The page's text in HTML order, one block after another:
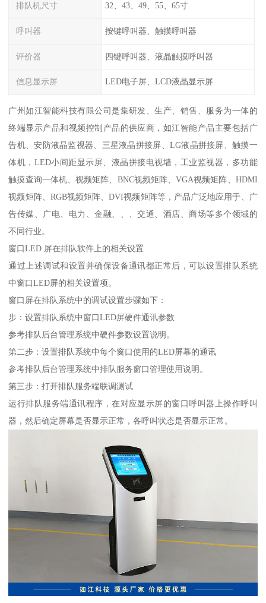
排队机尺寸 32、43、49、55、65寸
呼叫器 按键呼叫器、触摸呼叫器
评价器 四键呼叫器、液晶触摸呼叫器
信息显示屏 LED电子屏、LCD液晶显示屏
广州如江智能科技有限公司是集研发、生产、销售、服务为一体的
终端显示产品和视频控制产品的供应商，如江智能产品主要包括广
告机、安防液晶监视器、三星液晶拼接屏、LG液晶拼接屏、触摸一
体机，LED小间距显示屏、液晶拼接电视墙，工业监视器，多功能
触摸查询一体机、视频矩阵、BNC视频矩阵、VGA视频矩阵、HDMI
视频矩阵、RGB视频矩阵、DVI视频矩阵等，产品广泛地应用于、广
告传媒、广电、电力、金融、、、交通、酒店、商场等多个领域的
不同行业。
窗口LED 屏在排队软件上的相关设置
通过上述调试和设置并确保设备通讯都正常后，可以设置排队系统
中窗口LED屏的相关设置项。
窗口屏在排队系统中的调试设置步骤如下：
步：设置排队系统中窗口LED屏硬件通讯参数
参考排队后台管理系统中硬件参数设置说明。
第二步：设置排队系统中每个窗口使用的LED屏幕的通讯
参考排队后台管理系统中排队服务窗口管理使用说明。
第三步：打开排队服务端联调测试
运行排队服务端通讯程序，在对应显示屏的窗口呼叫器上操作呼叫
器，然后确定屏幕是否显示正常，各呼叫状态是否显示正常。